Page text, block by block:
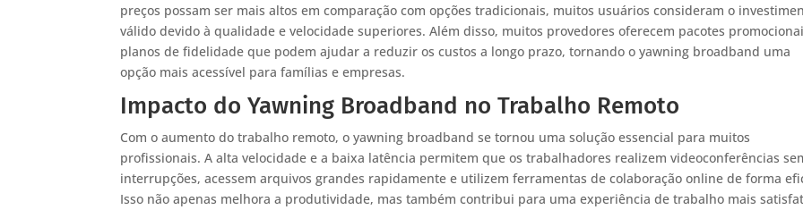
preços possam ser mais altos em comparação com opções tradicionais, muitos usuários consideram o
válido devido à qualidade e velocidade superiores. Além disso, muitos provedores oferecem pacotes
planos de fidelidade que podem ajudar a reduzir os custos a longo prazo, tornando o yawning broadband uma
opção mais acessível para famílias e empresas.
Impacto do Yawning Broadband no Trabalho Remoto
Com o aumento do trabalho remoto, o yawning broadband se tornou uma solução essencial para muitos
profissionais. A alta velocidade e a baixa latência permitem que os trabalhadores realizem videoconferências
interrupções, acessem arquivos grandes rapidamente e utilizem ferramentas de colaboração online de forma
Isso não apenas melhora a produtividade, mas também contribui para uma experiência de trabalho mais